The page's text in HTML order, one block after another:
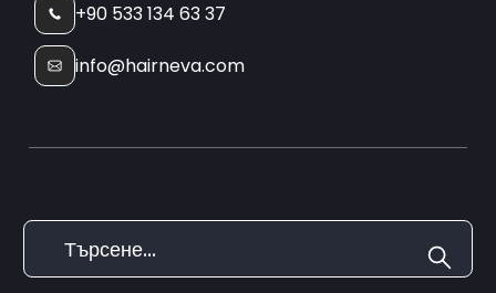
+90 533 134 63 37
info@hairneva.com